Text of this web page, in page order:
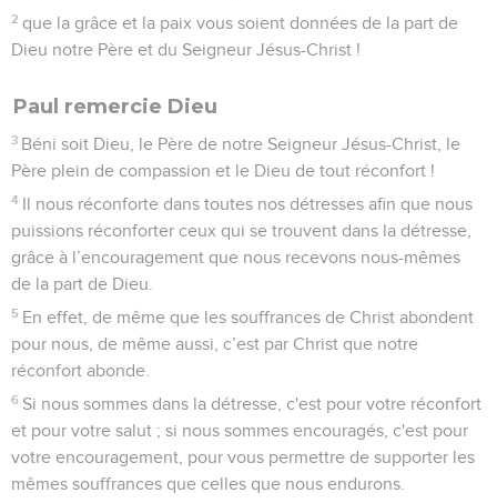
2 que la grâce et la paix vous soient données de la part de
Dieu notre Père et du Seigneur Jésus-Christ !
Paul remercie Dieu
3 Béni soit Dieu, le Père de notre Seigneur Jésus-Christ, le
Père plein de compassion et le Dieu de tout réconfort !
4 Il nous réconforte dans toutes nos détresses afin que nous
puissions réconforter ceux qui se trouvent dans la détresse,
grâce à l’encouragement que nous recevons nous-mêmes
de la part de Dieu.
5 En effet, de même que les souffrances de Christ abondent
pour nous, de même aussi, c’est par Christ que notre
réconfort abonde.
6 Si nous sommes dans la détresse, c'est pour votre réconfort
et pour votre salut ; si nous sommes encouragés, c'est pour
votre encouragement, pour vous permettre de supporter les
mêmes souffrances que celles que nous endurons.